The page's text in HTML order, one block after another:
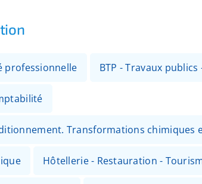
professionnelle BTP - Travaux publics
Transformations chimiques
Hôtellerie - Restauration -